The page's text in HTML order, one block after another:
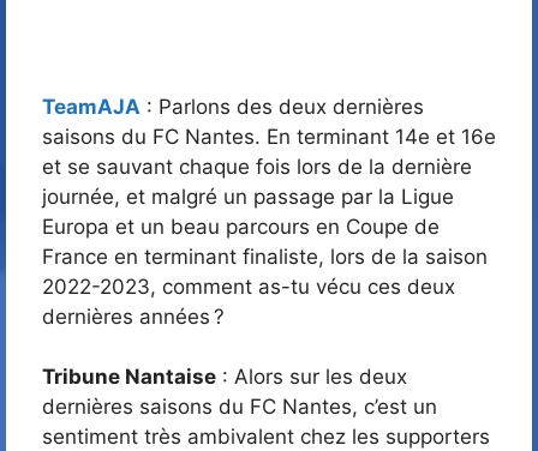
TeamAJA : Parlons des deux dernières
saisons du FC Nantes. En terminant 14e et 16e
et se sauvant chaque fois lors de la dernière
journée, et malgré un passage par la Ligue
Europa et un beau parcours en Coupe de
France en terminant finaliste, lors de la saison
2022-2023, comment as-tu vécu ces deux
dernières années ?
Tribune Nantaise : Alors sur les deux
dernières saisons du FC Nantes, c’est un
sentiment très ambivalent chez les supporters